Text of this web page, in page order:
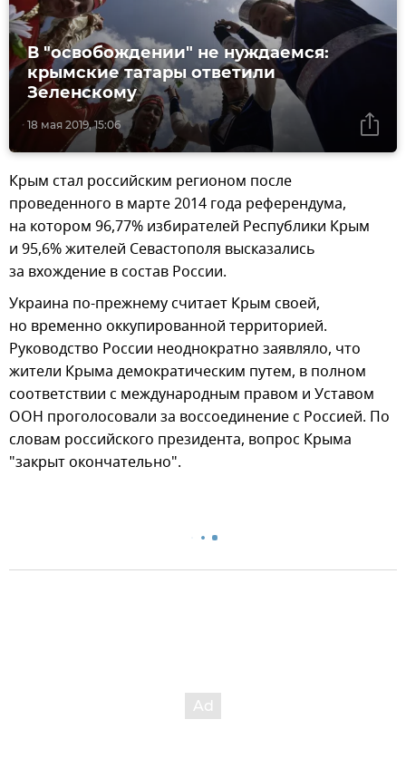
18 мая 2019, 15:06
В "освобождении" не нуждаемся:
крымские татары ответили
Зеленскому
Крым стал российским регионом после
проведенного в марте 2014 года референдума,
на котором 96,77% избирателей Республики Крым
и 95,6% жителей Севастополя высказались
за вхождение в состав России.
Украина по-прежнему считает Крым своей,
но временно оккупированной территорией.
Руководство России неоднократно заявляло, что
жители Крыма демократическим путем, в полном
соответствии с международным правом и Уставом
ООН проголосовали за воссоединение с Россией. По
словам российского президента, вопрос Крыма
"закрыт окончательно".